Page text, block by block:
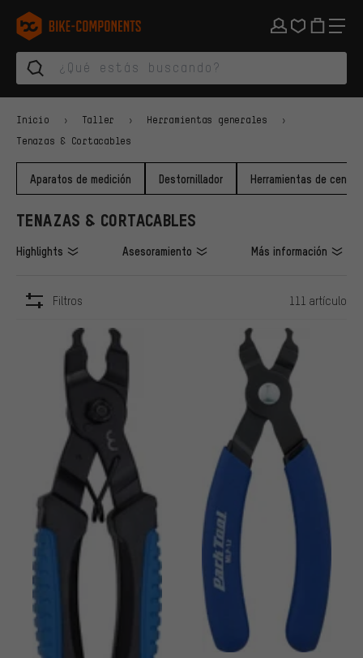
Saltar a la navegación principal
Saltar a la navegación de categorías
Saltar al contenido
Saltar a marcas y al boletín
Saltar al pie de página
bike-components.de Página de inicio
Inicio Taller Herramientas generales
Tenazas & Cortacables
Aparatos de medición Destornillador Herramientas de
TENAZAS & CORTACABLES
Highlights Asesoramiento Más información
Filtros 111 artículo
ARTÍCULOS